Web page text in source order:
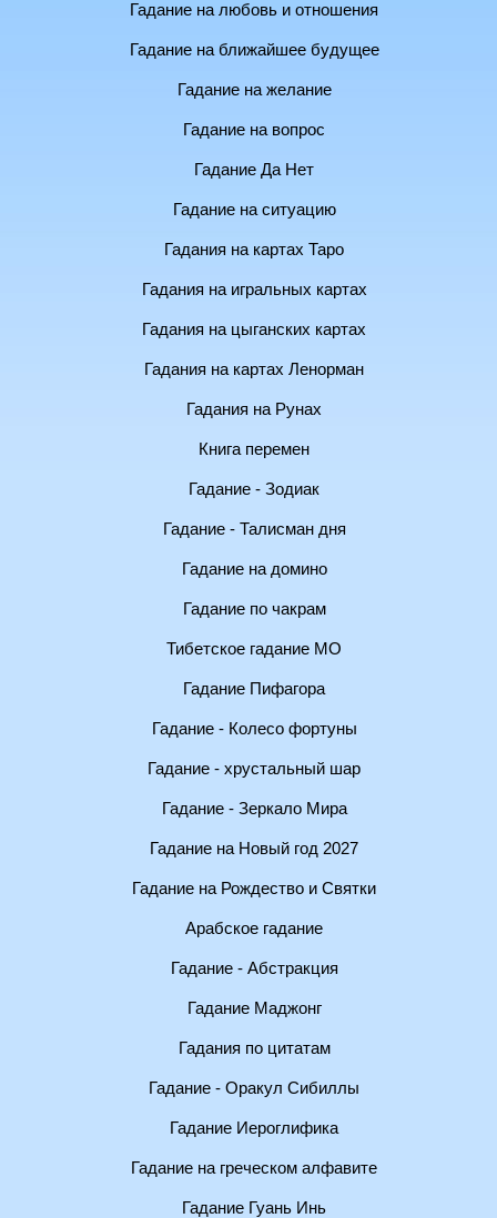
Гадание на любовь и отношения
Гадание на ближайшее будущее
Гадание на желание
Гадание на вопрос
Гадание Да Нет
Гадание на ситуацию
Гадания на картах Таро
Гадания на игральных картах
Гадания на цыганских картах
Гадания на картах Ленорман
Гадания на Рунах
Книга перемен
Гадание - Зодиак
Гадание - Талисман дня
Гадание на домино
Гадание по чакрам
Тибетское гадание МО
Гадание Пифагора
Гадание - Колесо фортуны
Гадание - хрустальный шар
Гадание - Зеркало Мира
Гадание на Новый год 2027
Гадание на Рождество и Святки
Арабское гадание
Гадание - Абстракция
Гадание Маджонг
Гадания по цитатам
Гадание - Оракул Сибиллы
Гадание Иероглифика
Гадание на греческом алфавите
Гадание Гуань Инь